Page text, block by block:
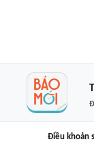
Điều khoản